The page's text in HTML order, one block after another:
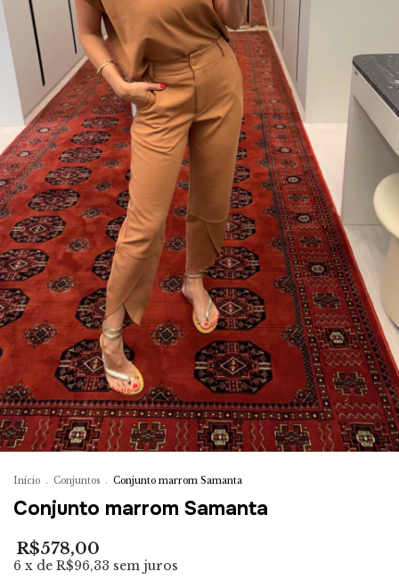
Início . Conjuntos . Conjunto marrom Samanta
Conjunto marrom Samanta
R$578,00
6 x de R$96,33 sem juros